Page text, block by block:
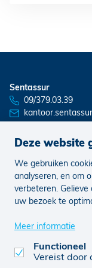
Sentassur
09/379.03.39
0431 395
Deze website
We gebruiken
analyseren, en om
verbeteren.
uw bezoek te
Meer informatie
Functioneel
Vereist door